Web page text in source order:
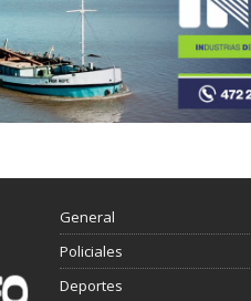
General
Policiales
Deportes